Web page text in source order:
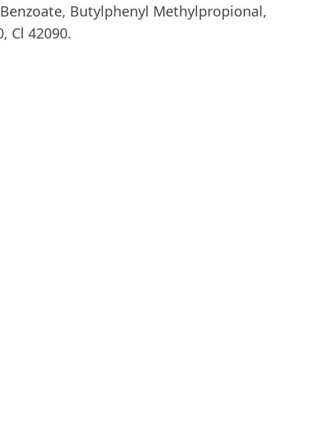
Butylphenyl Methylpropional,
Cl 42090.